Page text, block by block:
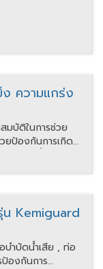
ความแกร่ง
ยป้องกันการเกิด
Kemiguard
บำบัดน้ำเสีย , ท่อ
องกันการ